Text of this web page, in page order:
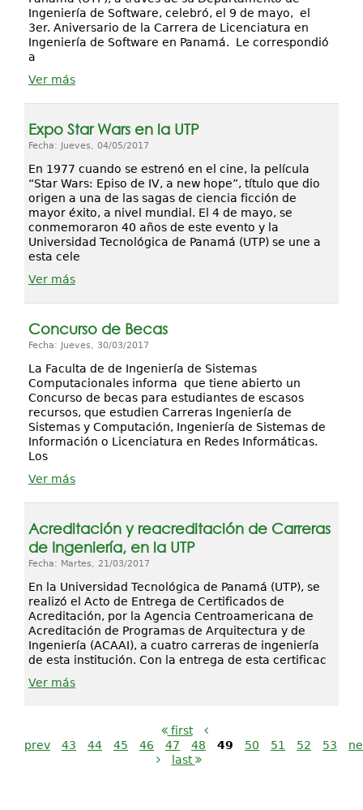
Ingeniería de Software, celebró, el 9 de mayo, el
3er. Aniversario de la Carrera de Licenciatura en
Ingeniería de Software en Panamá. Le correspondió
a
Ver más
Expo Star Wars en la UTP
Fecha: Jueves, 04/05/2017
En 1977 cuando se estrenó en el cine, la película
“Star Wars: Episo de IV, a new hope”, título que dio
origen a una de las sagas de ciencia ficción de
mayor éxito, a nivel mundial. El 4 de mayo, se
conmemoraron 40 años de este evento y la
Universidad Tecnológica de Panamá (UTP) se une a
esta cele
Ver más
Concurso de Becas
Fecha: Jueves, 30/03/2017
La Faculta de de Ingeniería de Sistemas
Computacionales informa que tiene abierto un
Concurso de becas para estudiantes de escasos
recursos, que estudien Carreras Ingeniería de
Sistemas y Computación, Ingeniería de Sistemas de
Información o Licenciatura en Redes Informáticas.
Los
Ver más
Acreditación y reacreditación de Carreras
de Ingeniería, en la UTP
Fecha: Martes, 21/03/2017
En la Universidad Tecnológica de Panamá (UTP), se
realizó el Acto de Entrega de Certificados de
Acreditación, por la Agencia Centroamericana de
Acreditación de Programas de Arquitectura y de
Ingeniería (ACAAI), a cuatro carreras de ingeniería
de esta institución. Con la entrega de esta certificac
Ver más
first
prev
43 44 45 46 47 48 49 50 51 52 53
last